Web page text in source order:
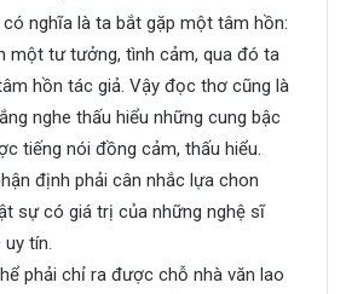
nghĩa là ta bắt gặp một tâm hồn:
một tư tưởng, tình cảm, qua đó ta
hồn tác giả. Vậy đọc thơ cũng là
nghe thấu hiểu những cung bậc
tiếng nói đồng cảm, thấu hiểu.
định phải cân nhắc lựa chon
sự có giá trị của những nghệ sĩ
tín.
phải chỉ ra được chỗ nhà văn lao